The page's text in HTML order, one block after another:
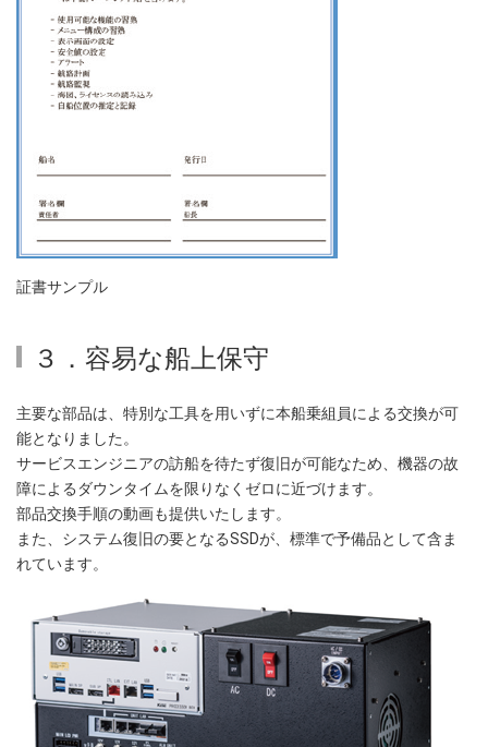
証書サンプル
３．容易な船上保守
主要な部品は、特別な工具を用いずに本船乗組員による交換が可
能となりました。
サービスエンジニアの訪船を待たず復旧が可能なため、機器の故
障によるダウンタイムを限りなくゼロに近づけます。
部品交換手順の動画も提供いたします。
また、システム復旧の要となるSSDが、標準で予備品として含ま
れています。